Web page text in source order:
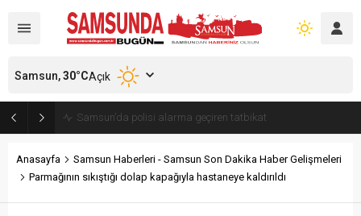
Samsun’da polisi alarma geçiren tatbikat
Samsun,30°CAçık
Anasayfa
Samsun Haberleri - Samsun Son Dakika Haber Gelişmeleri
Parmağının sıkıştığı dolap kapağıyla hastaneye kaldırıldı